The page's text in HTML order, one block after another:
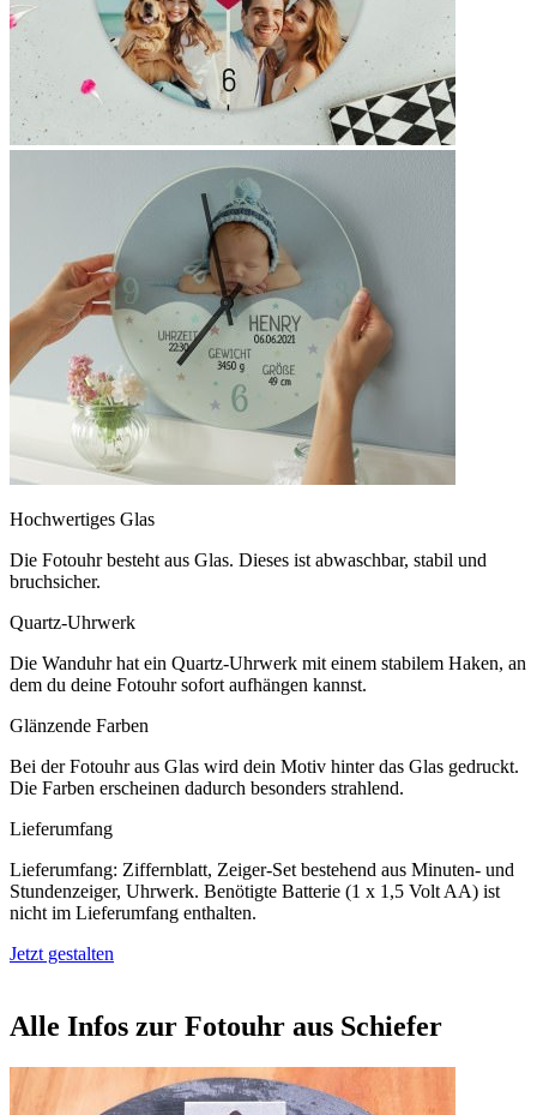
Hochwertiges Glas
Die Fotouhr besteht aus Glas. Dieses ist abwaschbar, stabil und
bruchsicher.
Quartz-Uhrwerk
Die Wanduhr hat ein Quartz-Uhrwerk mit einem stabilem Haken, an
dem du deine Fotouhr sofort aufhängen kannst.
Glänzende Farben
Bei der Fotouhr aus Glas wird dein Motiv hinter das Glas gedruckt.
Die Farben erscheinen dadurch besonders strahlend.
Lieferumfang
Lieferumfang: Ziffernblatt, Zeiger-Set bestehend aus Minuten- und
Stundenzeiger, Uhrwerk. Benötigte Batterie (1 x 1,5 Volt AA) ist
nicht im Lieferumfang enthalten.
Jetzt gestalten
Alle Infos zur Fotouhr aus Schiefer